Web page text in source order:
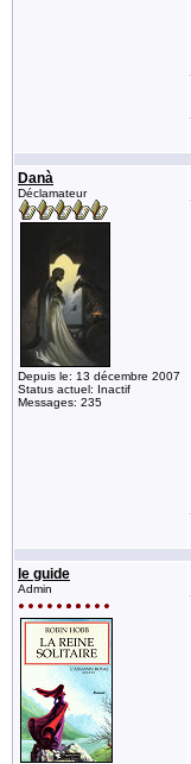
Danà
Déclamateur
Depuis le: 13 décembre 2007
Status actuel: Inactif
Messages: 235
le guide
Admin